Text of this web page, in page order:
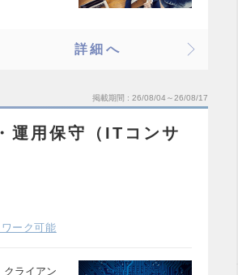
詳細へ
掲載期間 26/08/04～26/08/17
運用保守（ITコンサ
ーク可能
クライアン